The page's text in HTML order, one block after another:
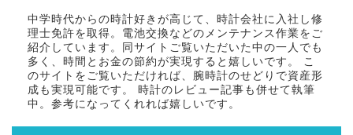
中学時代からの時計好きが高じて、時計会社に入社し修
理士免許を取得。電池交換などのメンテナンス作業をご
紹介しています。同サイトご覧いただいた中の一人でも
多く、時間とお金の節約が実現すると嬉しいです。 こ
のサイトをご覧いただければ、腕時計のせどりで資産形
成も実現可能です。 時計のレビュー記事も併せて執筆
中。参考になってくれれば嬉しいです。